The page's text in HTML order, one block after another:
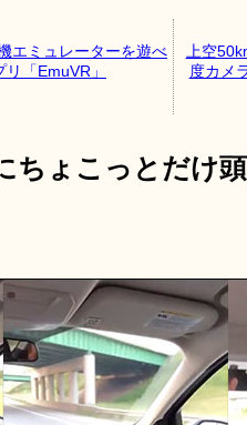
エミュレーターを遊べ
「EmuVR」
上空
度カメ
ちょこっとだけ